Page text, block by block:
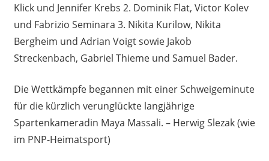
Klick und Jennifer Krebs 2. Dominik Flat, Victor Kolev
und Fabrizio Seminara 3. Nikita Kurilow, Nikita
Bergheim und Adrian Voigt sowie Jakob
Streckenbach, Gabriel Thieme und Samuel Bader.
Die Wettkämpfe begannen mit einer Schweigeminute
für die kürzlich verunglückte langjährige
Spartenkameradin Maya Massali. – Herwig Slezak (wie
im PNP-Heimatsport)